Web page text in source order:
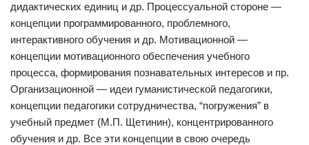
дидактических единиц и др. Процессуальной стороне —
концепции программированного, проблемного,
интерактивного обучения и др. Мотивационной —
концепции мотивационного обеспечения учебного
процесса, формирования познавательных интересов и пр.
Организационной — идеи гуманистической педагогики,
концепции педагогики сотрудничества, “погружения” в
учебный предмет (М.П. Щетинин), концентрированного
обучения и др. Все эти концепции в свою очередь